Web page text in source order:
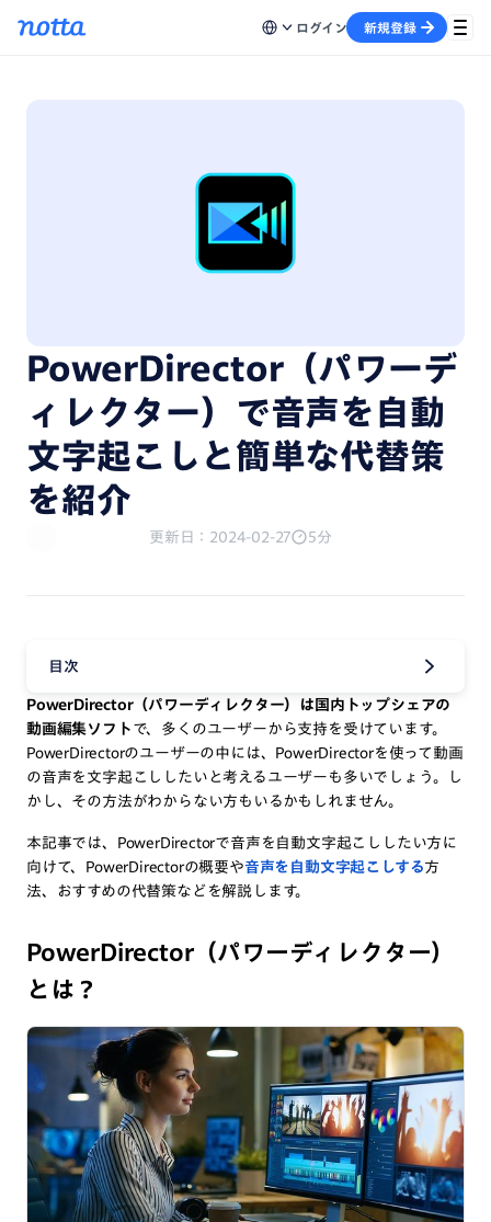
ログイン 新規登録
PowerDirector（パワーデ
ィレクター）で音声を自動
文字起こしと簡単な代替策
を紹介
更新日：2024-02-27 5分
目次
PowerDirector（パワーディレクター）は国内トップシェアの
動画編集ソフト で、多くのユーザーから支持を受けています。
PowerDirectorのユーザーの中には、PowerDirectorを使って動画
の音声を文字起こししたいと考えるユーザーも多いでしょう。し
かし、その方法がわからない方もいるかもしれません。
本記事では、PowerDirectorで音声を自動文字起こししたい方に
向けて、PowerDirectorの概要や音声を自動文字起こしする方
法、おすすめの代替策などを解説します。
PowerDirector（パワーディレクター）
とは？